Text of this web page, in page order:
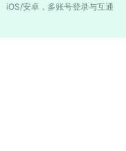
iOS/安卓，多账号登录与互通